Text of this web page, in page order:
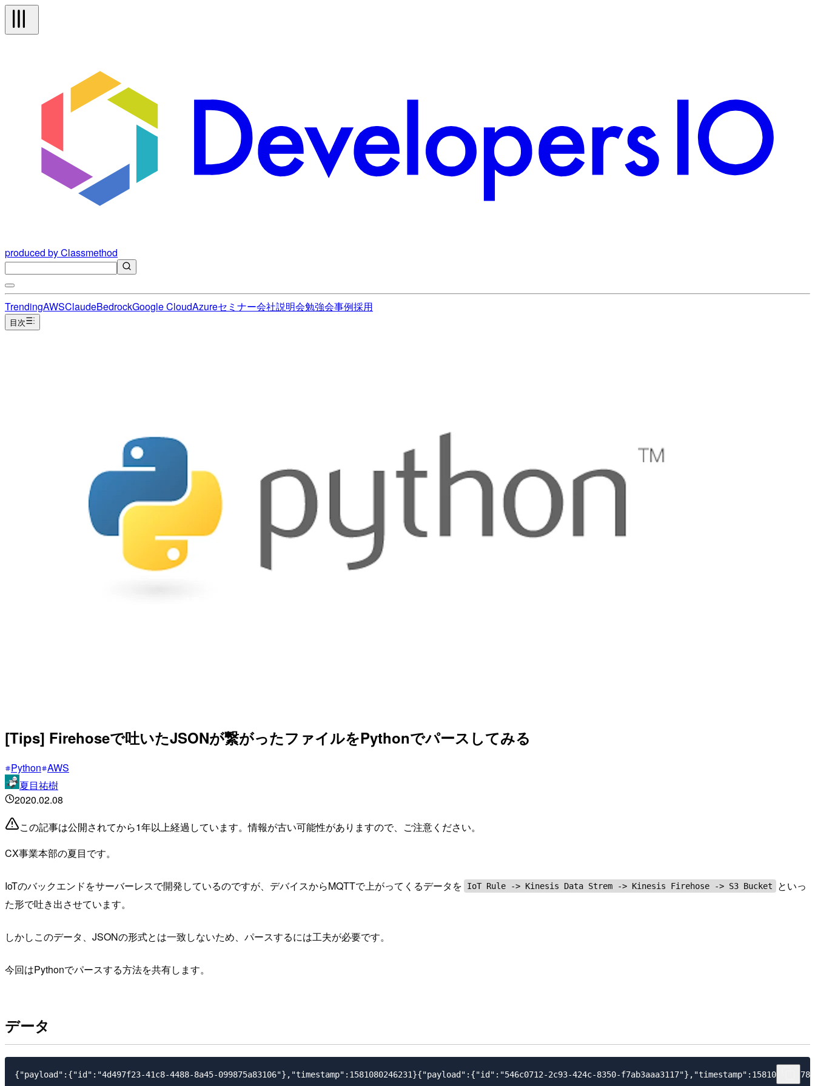
produced by Classmethod
TrendingAWSClaudeBedrockGoogle CloudAzureセミナー会社説明会勉強会事例採用
目次
[Tips] Firehoseで吐いたJSONが繋がったファイルをPythonでパースしてみる
Python AWS
夏目祐樹
2020.02.08
この記事は公開されてから1年以上経過しています。情報が古い可能性がありますので、ご注意ください。
CX事業本部の夏目です。
IoTのバックエンドをサーバーレスで開発しているのですが、デバイスからMQTTで上がってくるデータを IoT Rule -> Kinesis Data Strem -> Kinesis Firehose -> S3 Bucket
といっ
た形で吐き出させています。
しかしこのデータ、JSONの形式とは一致しないため、パースするには工夫が必要です。
今回はPythonでパースする方法を共有します。
データ